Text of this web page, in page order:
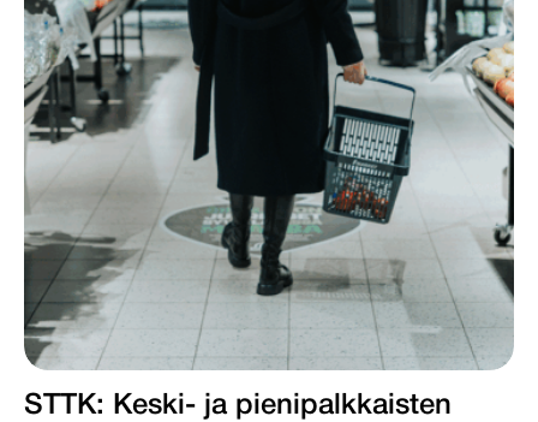
STTK: Keski- ja pienipalkkaisten